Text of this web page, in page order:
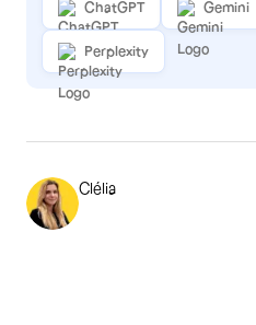
ChatGPT Gemini
Perplexity
Clélia